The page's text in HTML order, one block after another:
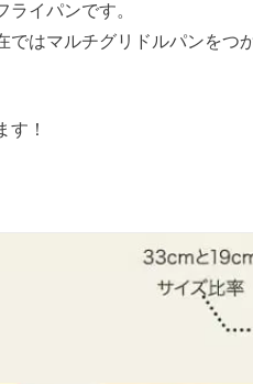
イパンです。
はマルチグリドルパンをつ
す！